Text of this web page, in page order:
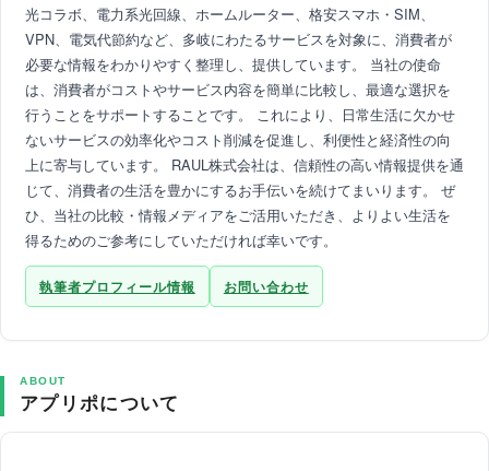
光コラボ、電力系光回線、ホームルーター、格安スマホ・SIM、
VPN、電気代節約など、多岐にわたるサービスを対象に、消費者が
必要な情報をわかりやすく整理し、提供しています。 当社の使命
は、消費者がコストやサービス内容を簡単に比較し、最適な選択を
行うことをサポートすることです。 これにより、日常生活に欠かせ
ないサービスの効率化やコスト削減を促進し、利便性と経済性の向
上に寄与しています。 RAUL株式会社は、信頼性の高い情報提供を通
じて、消費者の生活を豊かにするお手伝いを続けてまいります。 ぜ
ひ、当社の比較・情報メディアをご活用いただき、よりよい生活を
得るためのご参考にしていただければ幸いです。
執筆者プロフィール情報 お問い合わせ
ABOUT
アプリポについて